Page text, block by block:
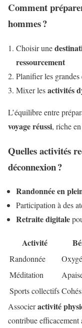
Comment
hommes ?
Choisir une
ressourcement
Planifier les grandes
Mixer lesactivités
L’équilibre entre
voyage réussi, riche en
Quelles activités
déconnexion ?
Randonnée en
Participation à des
Retraite digitale
Activité
Randonnée
Méditation
Sports collectifs
Associeractivité
contribue efficacement